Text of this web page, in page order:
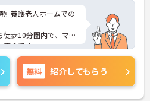
別養護老人ホームでの
徒歩10分圏内で、マイ
安心です。
ライベートの時間も
ポイントをお伝えしま
せください。
無料 紹介してもらう